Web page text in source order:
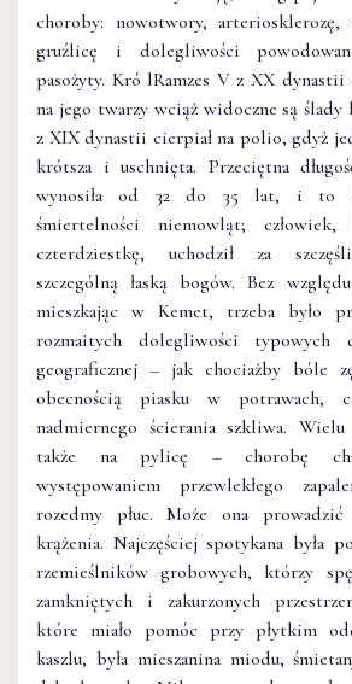
choroby: nowotwory, arteriosklerozę,
gruźlicę i dolegliwości
pasożyty. Kró lRamzes V z XX dynastii
na jego twarzy wciąż widoczne są
z XIX dynastii cierpiał na polio, gdyż
krótsza i uschnięta. Przeciętna
wynosiła od 32 do 35 lat, i to
śmiertelności niemowląt; człowiek,
czterdziestkę, uchodził za
szczególną łaską bogów. Bez
mieszkając w Kemet, trzeba było
rozmaitych dolegliwości typowych
geograficznej – jak chociażby bóle
obecnością piasku w potrawach,
nadmiernego ścierania szkliwa.
także na pylicę – chorobę
występowaniem przewlekłego
rozedmy płuc. Może ona
krążenia. Najczęściej spotykana była
rzemieślników grobowych, którzy
zamkniętych i zakurzonych
które miało pomóc przy płytkim
kaszlu, była mieszanina miodu,